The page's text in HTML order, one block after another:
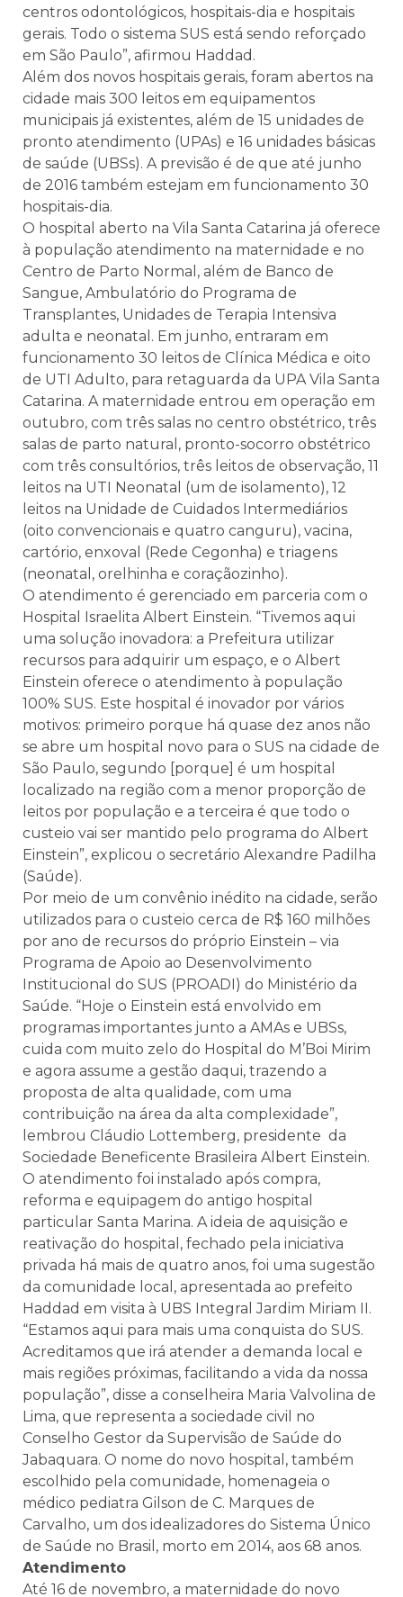
centros odontológicos, hospitais-dia e hospitais
gerais. Todo o sistema SUS está sendo reforçado
em São Paulo”, afirmou Haddad.
Além dos novos hospitais gerais, foram abertos na
cidade mais 300 leitos em equipamentos
municipais já existentes, além de 15 unidades de
pronto atendimento (UPAs) e 16 unidades básicas
de saúde (UBSs). A previsão é de que até junho
de 2016 também estejam em funcionamento 30
hospitais-dia.
O hospital aberto na Vila Santa Catarina já oferece
à população atendimento na maternidade e no
Centro de Parto Normal, além de Banco de
Sangue, Ambulatório do Programa de
Transplantes, Unidades de Terapia Intensiva
adulta e neonatal. Em junho, entraram em
funcionamento 30 leitos de Clínica Médica e oito
de UTI Adulto, para retaguarda da UPA Vila Santa
Catarina. A maternidade entrou em operação em
outubro, com três salas no centro obstétrico, três
salas de parto natural, pronto-socorro obstétrico
com três consultórios, três leitos de observação, 11
leitos na UTI Neonatal (um de isolamento), 12
leitos na Unidade de Cuidados Intermediários
(oito convencionais e quatro canguru), vacina,
cartório, enxoval (Rede Cegonha) e triagens
(neonatal, orelhinha e coraçãozinho).
O atendimento é gerenciado em parceria com o
Hospital Israelita Albert Einstein. “Tivemos aqui
uma solução inovadora: a Prefeitura utilizar
recursos para adquirir um espaço, e o Albert
Einstein oferece o atendimento à população
100% SUS. Este hospital é inovador por vários
motivos: primeiro porque há quase dez anos não
se abre um hospital novo para o SUS na cidade de
São Paulo, segundo [porque] é um hospital
localizado na região com a menor proporção de
leitos por população e a terceira é que todo o
custeio vai ser mantido pelo programa do Albert
Einstein”, explicou o secretário Alexandre Padilha
(Saúde).
Por meio de um convênio inédito na cidade, serão
utilizados para o custeio cerca de R$ 160 milhões
por ano de recursos do próprio Einstein – via
Programa de Apoio ao Desenvolvimento
Institucional do SUS (PROADI) do Ministério da
Saúde. “Hoje o Einstein está envolvido em
programas importantes junto a AMAs e UBSs,
cuida com muito zelo do Hospital do M’Boi Mirim
e agora assume a gestão daqui, trazendo a
proposta de alta qualidade, com uma
contribuição na área da alta complexidade”,
lembrou Cláudio Lottemberg, presidente da
Sociedade Beneficente Brasileira Albert Einstein.
O atendimento foi instalado após compra,
reforma e equipagem do antigo hospital
particular Santa Marina. A ideia de aquisição e
reativação do hospital, fechado pela iniciativa
privada há mais de quatro anos, foi uma sugestão
da comunidade local, apresentada ao prefeito
Haddad em visita à UBS Integral Jardim Miriam II.
“Estamos aqui para mais uma conquista do SUS.
Acreditamos que irá atender a demanda local e
mais regiões próximas, facilitando a vida da nossa
população”, disse a conselheira Maria Valvolina de
Lima, que representa a sociedade civil no
Conselho Gestor da Supervisão de Saúde do
Jabaquara. O nome do novo hospital, também
escolhido pela comunidade, homenageia o
médico pediatra Gilson de C. Marques de
Carvalho, um dos idealizadores do Sistema Único
de Saúde no Brasil, morto em 2014, aos 68 anos.
Atendimento
Até 16 de novembro, a maternidade do novo